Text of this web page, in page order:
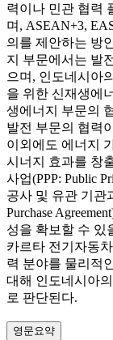
력이나 민관 협력
며, ASEAN+3,
의를 제안하는 방
지 부문에서는 발
으며, 인도네시아
을 위한 신재생에
생에너지 부문의
발전 부문의 협력
이외에도 에너지
시너지 효과를 창
사업(PPP: Public
공사 및 유관 기관
Purchase
성을 확보할 수 있
카르타 전기자동
력 분야를 물리적
대해 인도네시아
로 판단된다.
영문요약